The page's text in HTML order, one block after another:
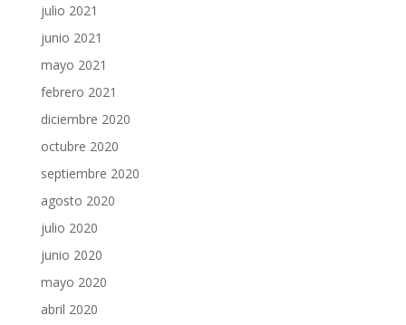
julio 2021
junio 2021
mayo 2021
febrero 2021
diciembre 2020
octubre 2020
septiembre 2020
agosto 2020
julio 2020
junio 2020
mayo 2020
abril 2020